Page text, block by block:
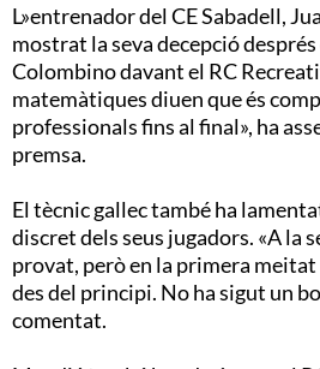
L»entrenador del CE Sabadell,
mostrat la seva decepció
Colombino davant el RC
matemàtiques diuen que és
professionals fins al final», ha
premsa.
El tècnic gallec també ha
discret dels seus jugadors. «A la
provat, però en la primera
des del principi. No ha sigut un
comentat.